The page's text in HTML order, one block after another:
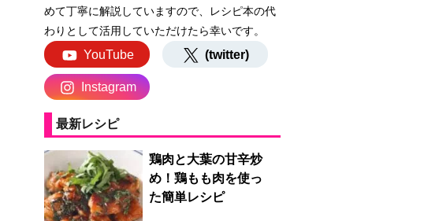
めて丁寧に解説していますので、レシピ本の代
わりとして活用していただけたら幸いです。
YouTube (twitter)
Instagram
最新レシピ
鶏肉と大葉の甘辛炒
め！鶏もも肉を使っ
た簡単レシピ